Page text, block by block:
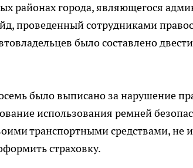
районах города, являющегося
проведенный сотрудниками
было составлено
было выписано за нарушение
использования ремней
транспортными средствами, не
страховку.